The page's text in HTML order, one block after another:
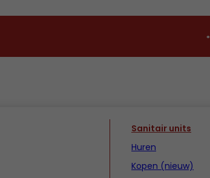
Sanitair units
Huren
Kopen (nieuw)